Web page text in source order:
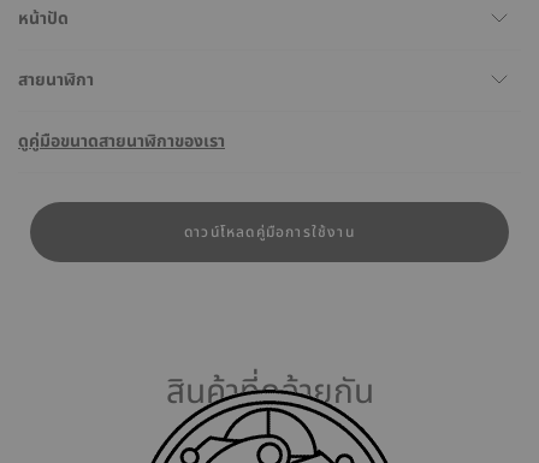
หน้าปัด
สายนาฬิกา
ดูคู่มือขนาดสายนาฬิกาของเรา
ดาวน์โหลดคู่มือการใช้งาน
สินค้าที่คล้ายกัน